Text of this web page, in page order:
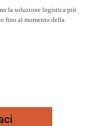
la soluzione logistica più
fino al momento della